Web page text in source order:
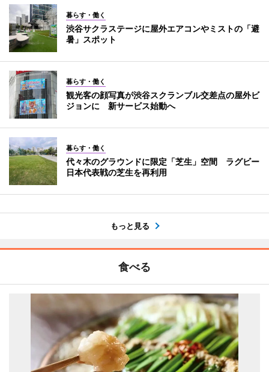
暮らす・働く
渋谷サクラステージに屋外エアコンやミストの「避
暑」スポット
暮らす・働く
観光客の顔写真が渋谷スクランブル交差点の屋外ビ
ジョンに 新サービス始動へ
暮らす・働く
代々木のグラウンドに限定「芝生」空間 ラグビー
日本代表戦の芝生を再利用
もっと見る
食べる